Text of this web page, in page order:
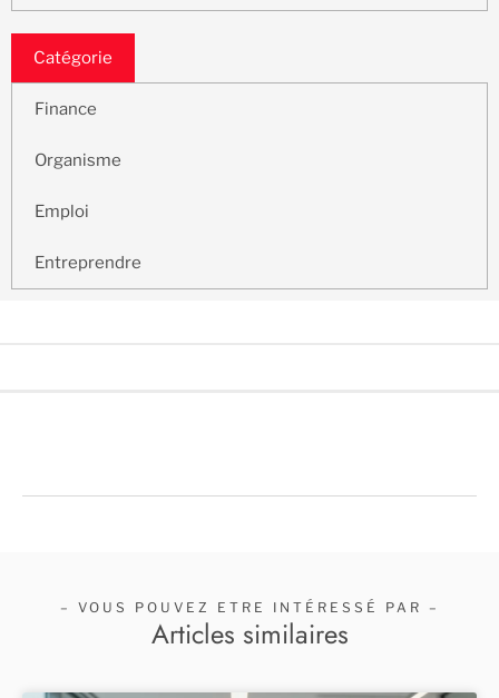
Catégorie
Finance
Organisme
Emploi
Entreprendre
– VOUS POUVEZ ETRE INTÉRESSÉ PAR –
Articles similaires